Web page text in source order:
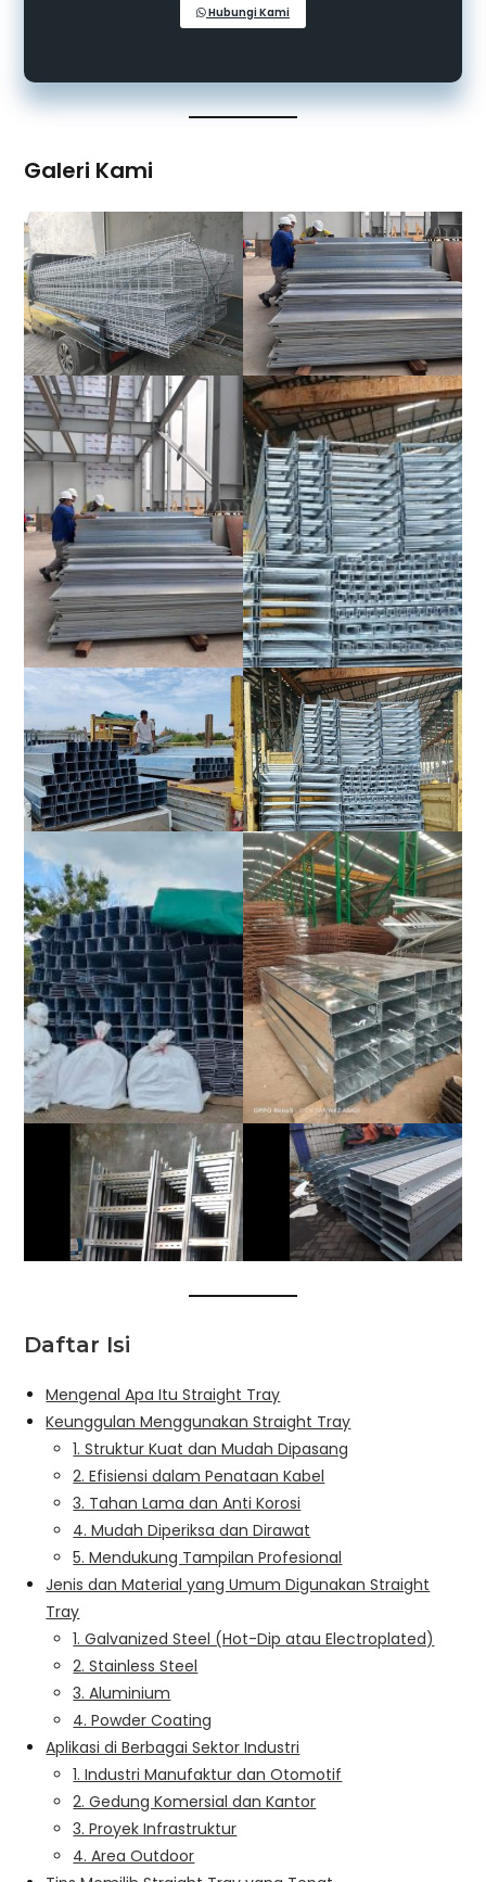
Hubungi Kami
Galeri Kami
Daftar Isi
Mengenal Apa Itu Straight Tray
Keunggulan Menggunakan Straight Tray
1. Struktur Kuat dan Mudah Dipasang
2. Efisiensi dalam Penataan Kabel
3. Tahan Lama dan Anti Korosi
4. Mudah Diperiksa dan Dirawat
5. Mendukung Tampilan Profesional
Jenis dan Material yang Umum Digunakan Straight
Tray
1. Galvanized Steel (Hot-Dip atau Electroplated)
2. Stainless Steel
3. Aluminium
4. Powder Coating
Aplikasi di Berbagai Sektor Industri
1. Industri Manufaktur dan Otomotif
2. Gedung Komersial dan Kantor
3. Proyek Infrastruktur
4. Area Outdoor